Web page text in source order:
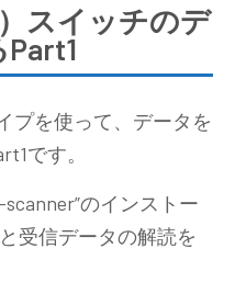
スイッチのデ
プを使って、データを
です。
のインストー
受信データの解読を